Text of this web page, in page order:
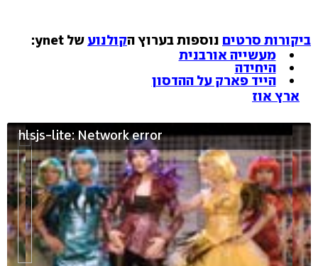
ביקורות סרטים נוספות בערוץ הקולנוע של ynet:
מעשייה אורבנית
היחידה
הייד פארק על ההדסון
ארץ אוז
hlsjs-lite: Network error